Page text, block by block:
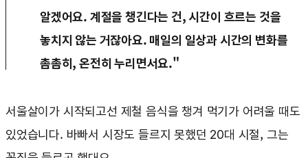
알겠어요. 계절을 챙긴다는 건, 시간이 흐르는 것을
놓치지 않는 거잖아요. 매일의 일상과 시간의 변화를
촘촘히, 온전히 누리면서요."
서울살이가 시작되고선 제철 음식을 챙겨 먹기가 어려울 때도
있었습니다. 바빠서 시장도 들르지 못했던 20대 시절, 그는